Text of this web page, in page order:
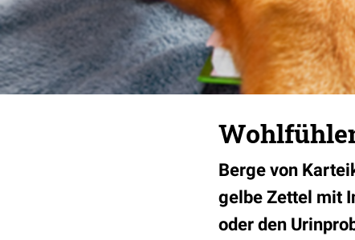
Berge von
gelbe Zettel mit
oder den